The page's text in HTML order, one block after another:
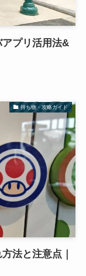
アプリ活用法&
持ち物・攻略ガイド
法と注意点｜